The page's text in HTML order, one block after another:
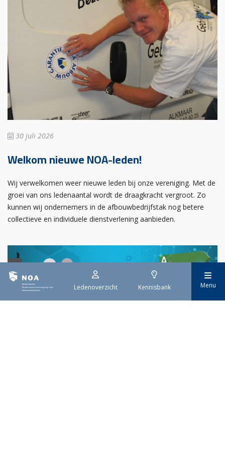
Ledenoverzicht Kennisbank Menu
30 juli 2026
Welkom nieuwe NOA-leden!
Wij verwelkomen weer nieuwe leden bij onze vereniging. Met de
groei van ons ledenaantal wordt de draagkracht vergroot. Zo
kunnen wij ondernemers in de afbouwbedrijfstak nog betere
collectieve en individuele dienstverlening aanbieden.